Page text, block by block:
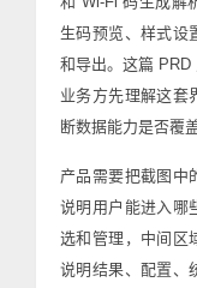
生码预览、样式设
和导出。这篇 PRD
业务方先理解这套
断数据能力是否覆
产品需要把截图中
说明用户能进入哪
选和管理，中间区
说明结果、配置、